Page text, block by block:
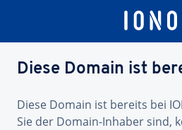
Diese Domain ist
Diese Domain ist bereits bei
Sie der Domain-Inhaber sind,